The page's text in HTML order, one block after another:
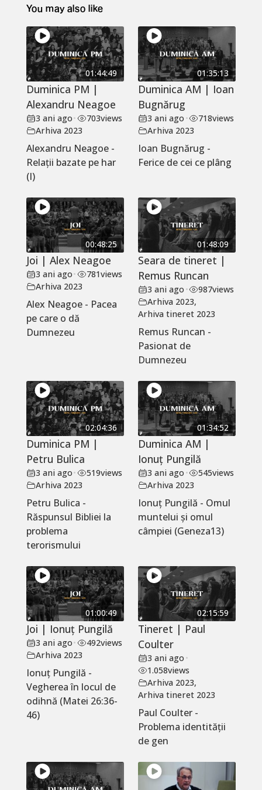
You may also like
01:44:49
Duminica PM |
Alexandru Neagoe
3 ani ago• 703views
Arhiva 2023
Alexandru Neagoe -
Relații bazate pe har
(I)
01:35:13
Duminica AM | Ioan
Bugnărug
3 ani ago • 718views
Arhiva 2023
Ioan Bugnărug -
Ferice de cei ce plâng
00:48:25
Joi | Alex Neagoe
3 ani ago• 781views
Arhiva 2023
Alex Neagoe - Pacea
pe care o dă
Dumnezeu
01:48:09
Seara de tineret |
Remus Runcan
3 ani ago • 987views
Arhiva 2023,
Arhiva tineret 2023
Remus Runcan -
Pasionat de
Dumnezeu
02:04:36
Duminica PM |
Petru Bulica
3 ani ago• 519views
Arhiva 2023
Petru Bulica -
Răspunsul Bibliei la
problema
terorismului
01:34:52
Duminica AM |
Ionuț Pungilă
3 ani ago • 545views
Arhiva 2023
Ionuț Pungilă - Omul
muntelui și omul
câmpiei (Geneza13)
01:00:49
Joi | Ionuț Pungilă
3 ani ago• 492views
Arhiva 2023
Ionuț Pungilă -
Vegherea în locul de
odihnă (Matei 26:36-
46)
02:15:59
Tineret | Paul
Coulter
3 ani ago •
1.058views
Arhiva 2023,
Arhiva tineret 2023
Paul Coulter -
Problema identității
de gen